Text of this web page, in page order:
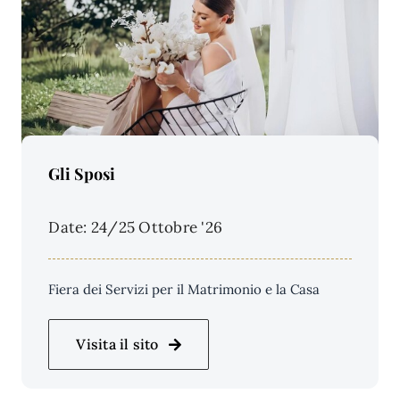
Gli Sposi
Date: 24/25 Ottobre '26
Fiera dei Servizi per il Matrimonio e la Casa
Visita il sito